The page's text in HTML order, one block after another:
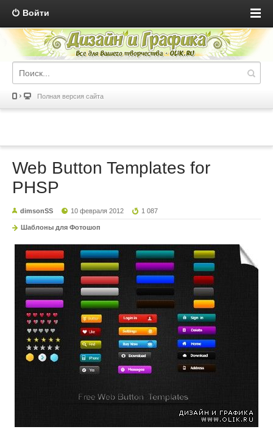
Войти
Полная версия сайта
Web Button Templates for
PHSP
dimsonSS 10 февраля 2012 1 087
Шаблоны для Фотошоп